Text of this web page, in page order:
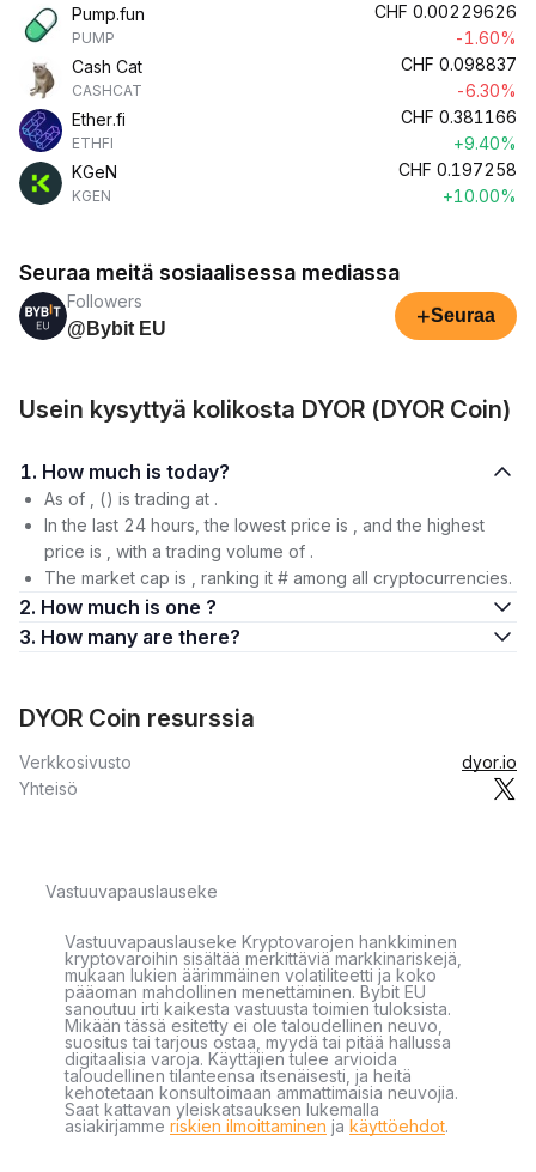
Pump.fun
PUMP
CHF 0.00229626
-1.60%
Cash Cat
CASHCAT
CHF 0.098837
-6.30%
Ether.fi
ETHFI
CHF 0.381166
+9.40%
KGeN
KGEN
CHF 0.197258
+10.00%
Seuraa meitä sosiaalisessa mediassa
Followers
@Bybit EU
+Seuraa
Usein kysyttyä kolikosta DYOR (DYOR Coin)
1. How much is today?
As of , () is trading at .
In the last 24 hours, the lowest price is , and the highest
price is , with a trading volume of .
The market cap is , ranking it # among all cryptocurrencies.
2. How much is one ?
3. How many are there?
DYOR Coin resurssia
Verkkosivusto
dyor.io
Yhteisö
Vastuuvapauslauseke
Vastuuvapauslauseke Kryptovarojen hankkiminen
kryptovaroihin sisältää merkittäviä markkinariskejä,
mukaan lukien äärimmäinen volatiliteetti ja koko
pääoman mahdollinen menettäminen. Bybit EU
sanoutuu irti kaikesta vastuusta toimien tuloksista.
Mikään tässä esitetty ei ole taloudellinen neuvo,
suositus tai tarjous ostaa, myydä tai pitää hallussa
digitaalisia varoja. Käyttäjien tulee arvioida
taloudellinen tilanteensa itsenäisesti, ja heitä
kehotetaan konsultoimaan ammattimaisia neuvojia.
Saat kattavan yleiskatsauksen lukemalla
asiakirjamme riskien ilmoittaminen ja käyttöehdot.